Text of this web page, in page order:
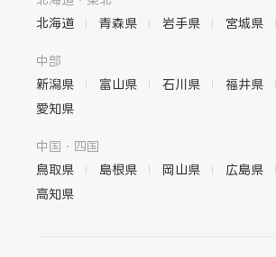
北海道
青森県 岩手県 宮城県
中部
新潟県
富山県 石川県 福井県
愛知県
中国・四国
鳥取県
島根県 岡山県 広島県
高知県